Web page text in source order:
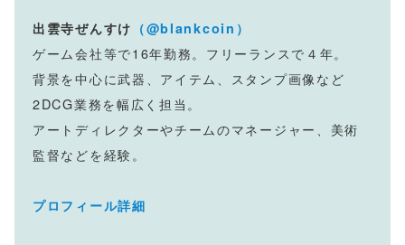
出雲寺ぜんすけ （@blankcoin）
ゲーム会社等で16年勤務。フリーランスで４年。
背景を中心に武器、アイテム、スタンプ画像など
2DCG業務を幅広く担当。
アートディレクターやチームのマネージャー、美術
監督などを経験。
プロフィール詳細